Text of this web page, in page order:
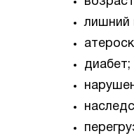
лишний
диабет;